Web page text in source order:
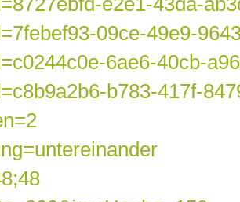
09ce-49e9-
6ae6-40cb-
b783-417f-